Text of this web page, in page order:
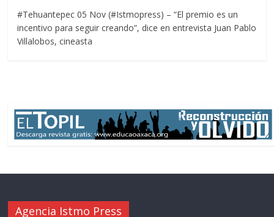
#Tehuantepec 05 Nov (#Istmopress) – “El premio es un
incentivo para seguir creando”, dice en entrevista Juan Pablo
Villalobos, cineasta
Agencia Istmo Press